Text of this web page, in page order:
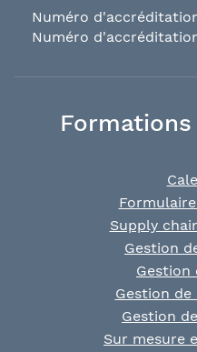
Numéro
Numéro
Supply
Gestion
Gestion
Gestion
Gestion
Sur mesure